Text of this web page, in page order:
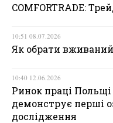
COMFORTRADE:
10:51 08.07.2026
Як обрати
10:40 12.06.2026
Ринок праці Польщі
демонструє перші
дослідження